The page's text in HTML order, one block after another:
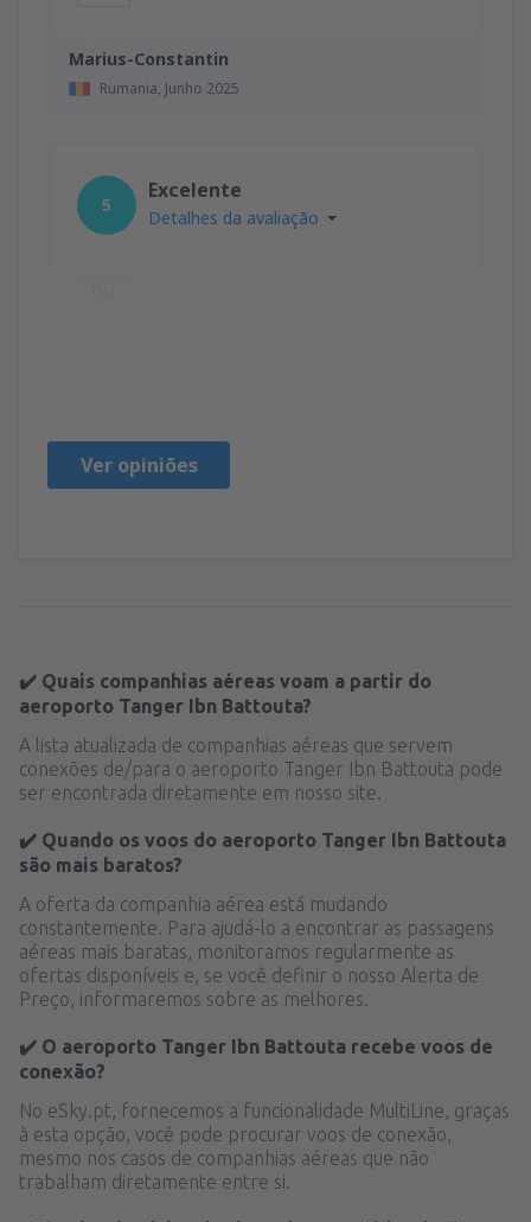
Marius-Constantin
Rumania, Junho 2025
5
Excelente
Detalhes da avaliação
Ver opiniões
✔️ Quais companhias aéreas voam a partir do
aeroporto Tanger Ibn Battouta?
A lista atualizada de companhias aéreas que servem
conexões de/para o aeroporto Tanger Ibn Battouta pode
ser encontrada diretamente em nosso site.
✔️ Quando os voos do aeroporto Tanger Ibn Battouta
são mais baratos?
A oferta da companhia aérea está mudando
constantemente. Para ajudá-lo a encontrar as passagens
aéreas mais baratas, monitoramos regularmente as
ofertas disponíveis e, se você definir o nosso Alerta de
Preço, informaremos sobre as melhores.
✔️ O aeroporto Tanger Ibn Battouta recebe voos de
conexão?
No eSky.pt, fornecemos a funcionalidade MultiLine, graças
à esta opção, você pode procurar voos de conexão,
mesmo nos casos de companhias aéreas que não
trabalham diretamente entre si.